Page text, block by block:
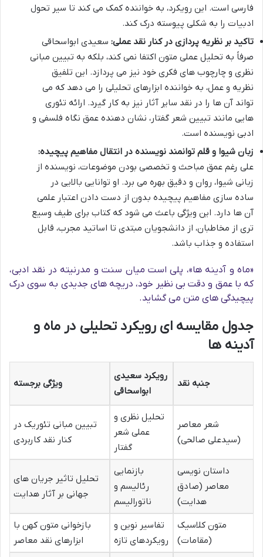
فارسی است. این رویکرد، به خواننده کمک می کند تا سیر تحول
ادبیات را به شکلی پیوسته درک کند.
تاکید بر نظریه پردازی در کنار نقد عملی: سعیدی ابواسحاقی
صرفاً به تحلیل عملی متون اکتفا نمی کند، بلکه به تبیین مبانی
نظری و چارچوب های فکری خود نیز می پردازد. این تلفیق
نظریه و عمل، به خواننده ابزارهای تحلیلی را می دهد که می
تواند آن ها را در نقد سایر آثار نیز به کار گیرد. ارائه تئوری
هایی مانند تبیین شعر گفتار، نشان دهنده عمق نگاه فلسفی و
ادبی نویسنده است.
زبان شیوا و قلم توانمند نویسنده در انتقال مفاهیم پیچیده:
علی رغم عمق مباحث و تخصصی بودن موضوعات، نویسنده از
زبانی شیوا، روان و دقیق بهره می برد. او توانایی بالایی در
ساده سازی مفاهیم پیچیده بدون از دست دادن اعتبار علمی
آن ها دارد. این ویژگی باعث می شود که کتاب برای طیف وسیع
تری از مخاطبان، از دانشجویان مبتدی تا اساتید مجرب، قابل
استفاده و جذاب باشد.
«ماه و آدینه ها»، پلی است میان سنت و مدرنیته در نقد ادبی،
که با عمق و دقت بی نظیر خود، دریچه های جدیدی به سوی درک
پیچیدگی های متن می گشاید.
جدول مقایسه ای رویکرد تحلیلی در ماه و
آدینه ها
جنبه نقد
رویکرد سعیدی
ابواسحاقی
ویژگی برجسته
شعر معاصر
(سیدعلی صالحی)
تحلیل نظری و
عملی شعر
گفتار
تبیین مبانی تئوریک در
کنار نقد کاربردی
داستان نویسی
معاصر (صادق
هدایت)
بازنمایی
رئالیسم و
ناتورالیسم
تحلیل تاثیر جریان های
جهانی بر آثار هدایت
متون کلاسیک
(مقامات)
تفاسیر نوین و
رویکردهای تازه
بازخوانی متون کهن با
ابزارهای نقد معاصر